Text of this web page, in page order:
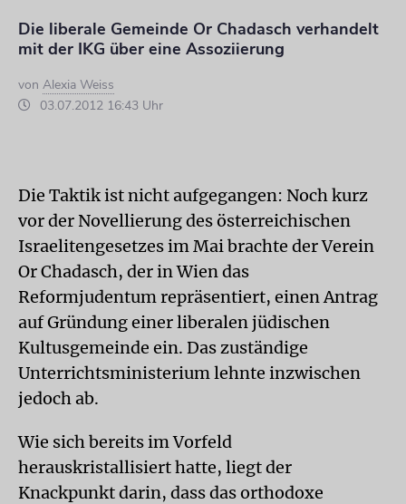
Die liberale Gemeinde Or Chadasch verhandelt
mit der IKG über eine Assoziierung
von Alexia Weiss
03.07.2012 16:43 Uhr
Die Taktik ist nicht aufgegangen: Noch kurz
vor der Novellierung des österreichischen
Israelitengesetzes im Mai brachte der Verein
Or Chadasch, der in Wien das
Reformjudentum repräsentiert, einen Antrag
auf Gründung einer liberalen jüdischen
Kultusgemeinde ein. Das zuständige
Unterrichtsministerium lehnte inzwischen
jedoch ab.
Wie sich bereits im Vorfeld
herauskristallisiert hatte, liegt der
Knackpunkt darin, dass das orthodoxe